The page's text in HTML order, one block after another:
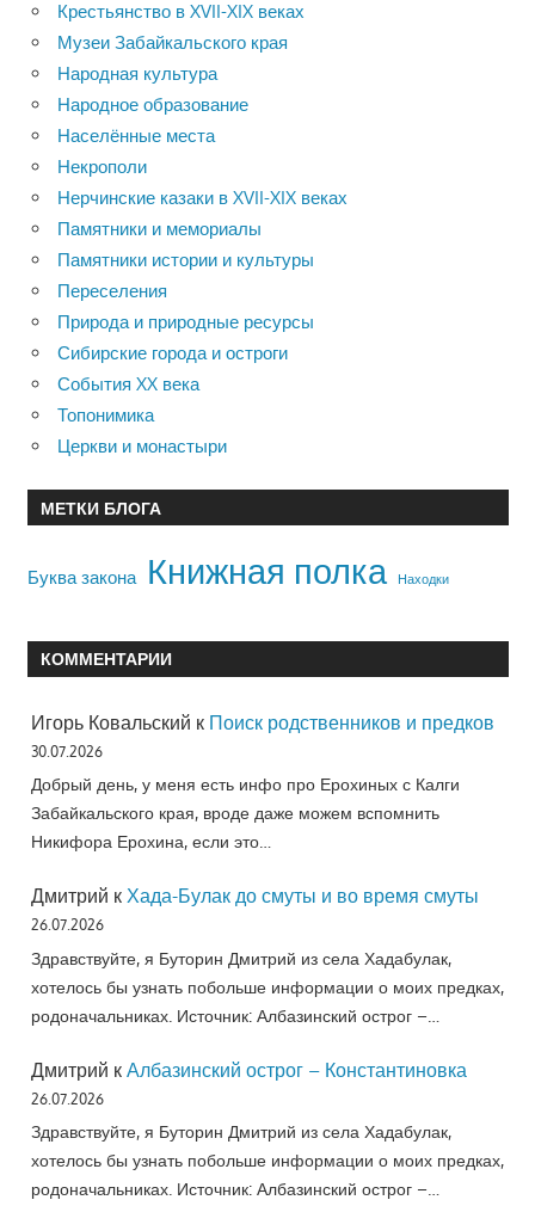
Крестьянство в XVII-XIX веках
Музеи Забайкальского края
Народная культура
Народное образование
Населённые места
Некрополи
Нерчинские казаки в XVII-XIX веках
Памятники и мемориалы
Памятники истории и культуры
Переселения
Природа и природные ресурсы
Сибирские города и остроги
События XX века
Топонимика
Церкви и монастыри
МЕТКИ БЛОГА
Буква закона Книжная полка Находки
КОММЕНТАРИИ
Игорь Ковальский к Поиск родственников и предков
30.07.2026
Добрый день, у меня есть инфо про Ерохиных с Калги
Забайкальского края, вроде даже можем вспомнить
Никифора Ерохина, если это…
Дмитрий к Хада-Булак до смуты и во время смуты
26.07.2026
Здравствуйте, я Буторин Дмитрий из села Хадабулак,
хотелось бы узнать побольше информации о моих предках,
родоначальниках. Источник: Албазинский острог –…
Дмитрий к Албазинский острог – Константиновка
26.07.2026
Здравствуйте, я Буторин Дмитрий из села Хадабулак,
хотелось бы узнать побольше информации о моих предках,
родоначальниках. Источник: Албазинский острог –…